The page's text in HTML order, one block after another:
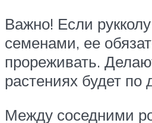
Важно! Если
семенами, ее
прореживать.
растениях будет по
Между соседними